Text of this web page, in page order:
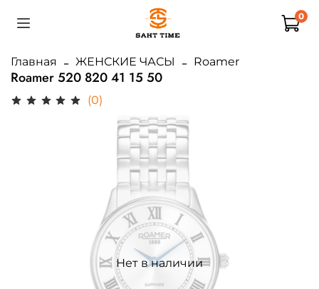
0
Главная ЖЕНСКИЕ ЧАСЫ Roamer
Roamer 520 820 41 15 50
(0)
Нет в наличии